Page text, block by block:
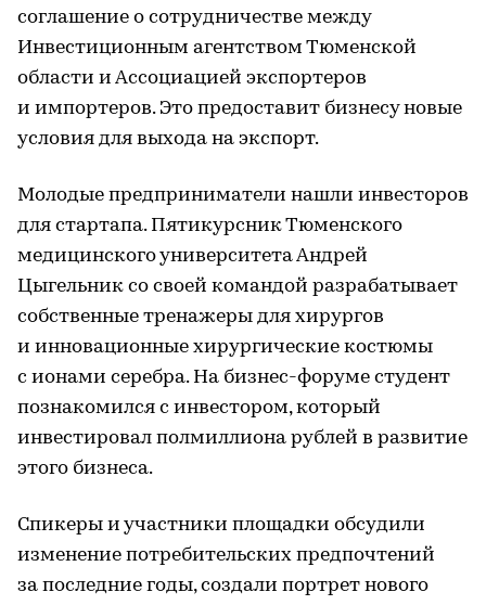
соглашение о сотрудничестве между
Инвестиционным агентством Тюменской
области и Ассоциацией экспортеров
и импортеров. Это предоставит бизнесу новые
условия для выхода на экспорт.
Молодые предприниматели нашли инвесторов
для стартапа. Пятикурсник Тюменского
медицинского университета Андрей
Цыгельник со своей командой разрабатывает
собственные тренажеры для хирургов
и инновационные хирургические костюмы
с ионами серебра. На бизнес-форуме студент
познакомился с инвестором, который
инвестировал полмиллиона рублей в развитие
этого бизнеса.
Спикеры и участники площадки обсудили
изменение потребительских предпочтений
за последние годы, создали портрет нового